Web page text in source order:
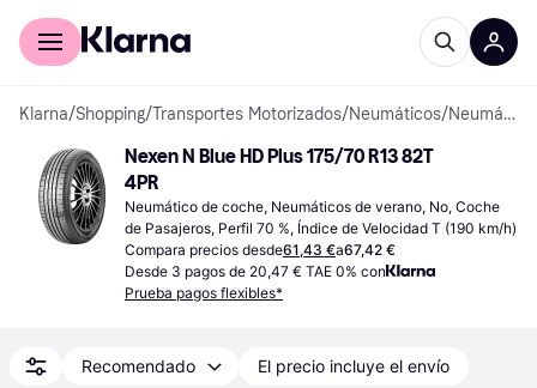
Comprar con Klarna
Klarna/Shopping/Transportes Motorizados/Neumáticos/ Neumáticos de coche
Nexen N Blue HD Plus 175/70 R13 82T
4PR
Neumático de coche, Neumáticos de verano, No, Coche
de Pasajeros, Perfil 70 %, Índice de Velocidad T (190 km/h)
Compara precios desde61,43 €a67,42 €
Desde 3 pagos de 20,47 € TAE 0% con
Prueba pagos flexibles*
Recomendado El precio incluye el envío